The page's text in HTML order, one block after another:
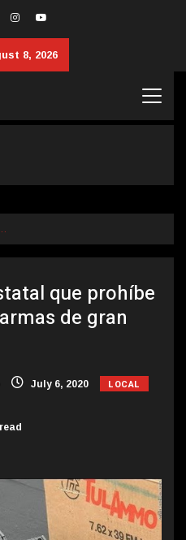
8, 2026
que prohíbe
de gran
July 6, 2020 LOCAL